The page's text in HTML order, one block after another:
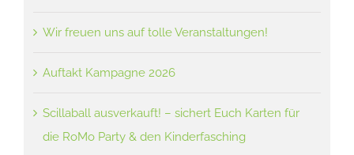
Wir freuen uns auf tolle Veranstaltungen!
Auftakt Kampagne 2026
Scillaball ausverkauft! – sichert Euch Karten für
die RoMo Party & den Kinderfasching